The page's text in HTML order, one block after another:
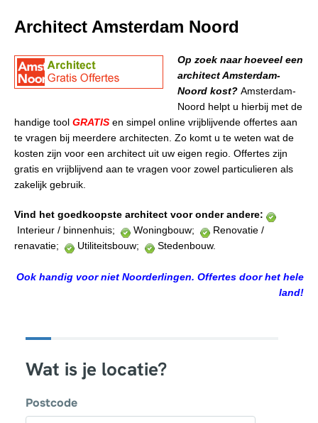
Architect Amsterdam Noord
Op zoek naar hoeveel een
architect Amsterdam-
Noord kost? Amsterdam-
Noord helpt u hierbij met de
handige tool GRATIS en simpel online vrijblijvende offertes aan
te vragen bij meerdere architecten. Zo komt u te weten wat de
kosten zijn voor een architect uit uw eigen regio. Offertes zijn
gratis en vrijblijvend aan te vragen voor zowel particulieren als
zakelijk gebruik.
Vind het goedkoopste architect voor onder andere:
Interieur / binnenhuis;
Woningbouw;
Renovatie /
renavatie;
Utiliteitsbouw; Stedenbouw.
Ook handig voor niet Noorderlingen. Offertes door het hele
land!